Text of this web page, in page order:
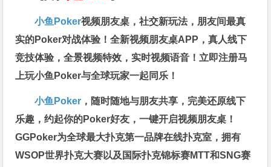
小鱼Poker视频朋友桌，社交新玩法，朋友间最真
实的Poker对战体验！全新视频朋友桌APP，真人线下
竞技体验，全景视频特效，实时视频语音！立即注册马
上玩小鱼Poker与全球玩家一起同乐！
小鱼Poker ，随时随地与朋友共享，完美还原线下
乐趣，约起你的Poker好友，一键开启视频朋友桌！
GGPoker为全球最大扑克第一品牌在线扑克室，拥有
WSOP世界扑克大赛以及国际扑克锦标赛MTT和SNG赛